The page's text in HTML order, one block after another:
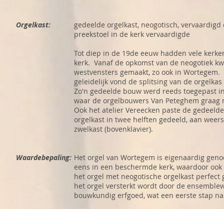
gedeelde orgelkast, neogotisch,
preekstoel in de kerk vervaardigde
Tot diep in de 19de eeuw hadden vele
kerk. Vanaf de opkomst van de neogotiek
westvensters gemaakt, zo ook in
geleidelijk vond de splitsing van de
Zo'n gedeelde bouw werd reeds toegepast
waar de orgelbouwers Van Peteghem
Ook het atelier Vereecken paste de
orgelkast in twee helften gedeeld, aan
zwelkast (bovenklavier).
Orgelkast:
Waardebepaling: Het orgel van Wortegem is eigenaardig
eens in een beschermde kerk, waardoor
het orgel met neogotische orgelkast
het orgel versterkt wordt door de
bouwkundig erfgoed, wat een eerste stap